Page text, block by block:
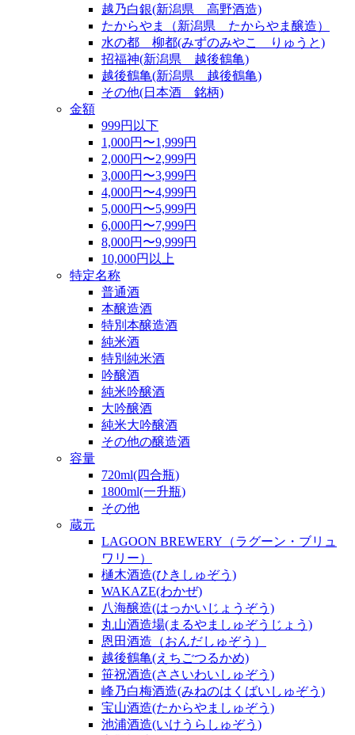
越乃白銀(新潟県 高野酒造)
たからやま（新潟県 たからやま醸造）
水の都 柳都(みずのみやこ りゅうと)
招福神(新潟県 越後鶴亀)
越後鶴亀(新潟県 越後鶴亀)
その他(日本酒 銘柄)
金額
999円以下
1,000円〜1,999円
2,000円〜2,999円
3,000円〜3,999円
4,000円〜4,999円
5,000円〜5,999円
6,000円〜7,999円
8,000円〜9,999円
10,000円以上
特定名称
普通酒
本醸造酒
特別本醸造酒
純米酒
特別純米酒
吟醸酒
純米吟醸酒
大吟醸酒
純米大吟醸酒
その他の醸造酒
容量
720ml(四合瓶)
1800ml(一升瓶)
その他
蔵元
LAGOON BREWERY（ラグーン・ブリュ
ワリー）
樋木酒造(ひきしゅぞう)
WAKAZE(わかぜ)
八海醸造(はっかいじょうぞう)
丸山酒造場(まるやましゅぞうじょう)
恩田酒造（おんだしゅぞう）
越後鶴亀(えちごつるかめ)
笹祝酒造(ささいわいしゅぞう)
峰乃白梅酒造(みねのはくばいしゅぞう)
宝山酒造(たからやましゅぞう)
池浦酒造(いけうらしゅぞう)